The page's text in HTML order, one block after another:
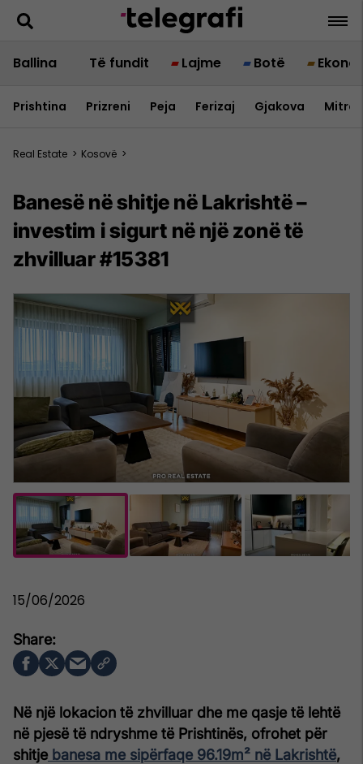
Ballina Të fundit Lajme Botë
Prishtina Prizreni Peja Ferizaj Gjakova
Real Estate > Kosovë >
Banesë në shitje në Lakrishtë –
investim i sigurt në një zonë të
zhvilluar #15381
Në një lokacion të zhvilluar dhe me qasje të lehtë
në pjesë të ndryshme të Prishtinës, ofrohet për
shitje banesa me sipërfaqe 96.19m² në Lakrishtë,
15/06/2026